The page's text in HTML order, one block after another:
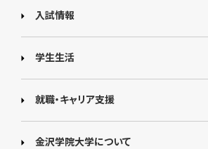
入試情報
学生生活
就職・キャリア支援
金沢学院大学について